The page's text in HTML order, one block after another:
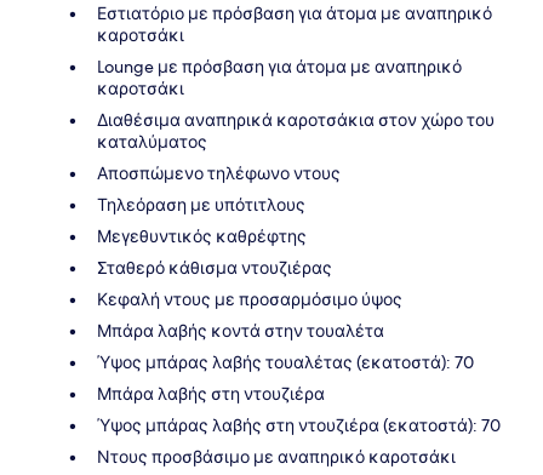
Εστιατόριο με πρόσβαση για άτομα με αναπηρικό
καροτσάκι
Lounge με πρόσβαση για άτομα με αναπηρικό
καροτσάκι
Διαθέσιμα αναπηρικά καροτσάκια στον χώρο του
καταλύματος
Αποσπώμενο τηλέφωνο ντους
Τηλεόραση με υπότιτλους
Μεγεθυντικός καθρέφτης
Σταθερό κάθισμα ντουζιέρας
Κεφαλή ντους με προσαρμόσιμο ύψος
Μπάρα λαβής κοντά στην τουαλέτα
Ύψος μπάρας λαβής τουαλέτας (εκατοστά): 70
Μπάρα λαβής στη ντουζιέρα
Ύψος μπάρας λαβής στη ντουζιέρα (εκατοστά): 70
Ντους προσβάσιμο με αναπηρικό καροτσάκι